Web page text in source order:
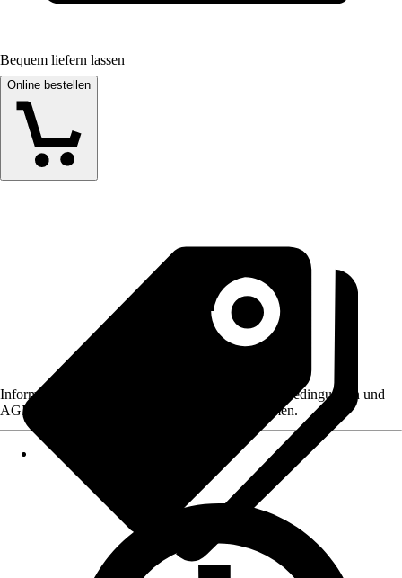
Bequem liefern lassen
Online bestellen
Informationen des Verkäufers, wie z. B. Rückgabebedingungen und
AGB, finden Sie bei Klick auf den Verkäufernamen.